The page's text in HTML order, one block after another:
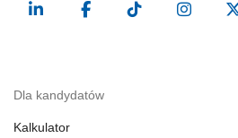
Dla kandydatów
Kalkulator